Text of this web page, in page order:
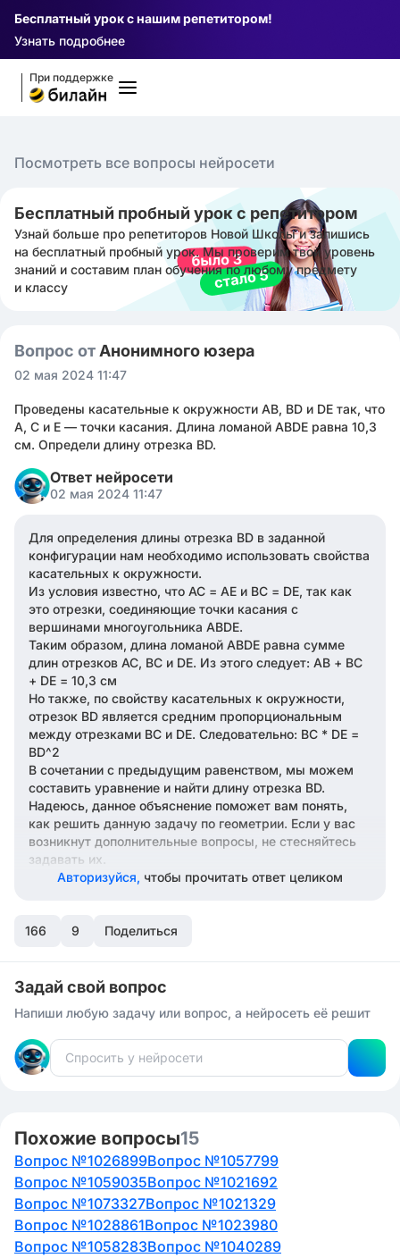
Бесплатный урок с нашим репетитором!
Узнать подробнее
При поддержке
Посмотреть все вопросы нейросети
Бесплатный пробный урок с репетитором
Узнай больше про репетиторов Новой Школы и запишись
на бесплатный пробный урок. Мы проверим твой уровень
знаний и составим план обучения по любому предмету
и классу
Вопрос от Анонимного юзера
02 мая 2024 11:47
Проведены касательные к окружности AB, BD и DE так, что
A, C и E — точки касания. Длина ломаной ABDE равна 10,3
см. Определи длину отрезка BD.
Ответ нейросети
02 мая 2024 11:47
Для определения длины отрезка BD в заданной
конфигурации нам необходимо использовать свойства
касательных к окружности.
Из условия известно, что AC = AE и BC = DE, так как
это отрезки, соединяющие точки касания с
вершинами многоугольника ABDE.
Таким образом, длина ломаной ABDE равна сумме
длин отрезков AC, BC и DE. Из этого следует: AB + BC
+ DE = 10,3 см
Но также, по свойству касательных к окружности,
отрезок BD является средним пропорциональным
между отрезками BC и DE. Следовательно: BC * DE =
BD^2
В сочетании с предыдущим равенством, мы можем
составить уравнение и найти длину отрезка BD.
Надеюсь, данное объяснение поможет вам понять,
как решить данную задачу по геометрии. Если у вас
возникнут дополнительные вопросы, не стесняйтесь
задавать их.
Авторизуйся, чтобы прочитать ответ целиком
166 9 Поделиться
Задай свой вопрос
Напиши любую задачу или вопрос, а нейросеть её решит
Похожие вопросы15
Вопрос №1026899Вопрос №1057799
Вопрос №1059035Вопрос №1021692
Вопрос №1073327Вопрос №1021329
Вопрос №1028861Вопрос №1023980
Вопрос №1058283Вопрос №1040289